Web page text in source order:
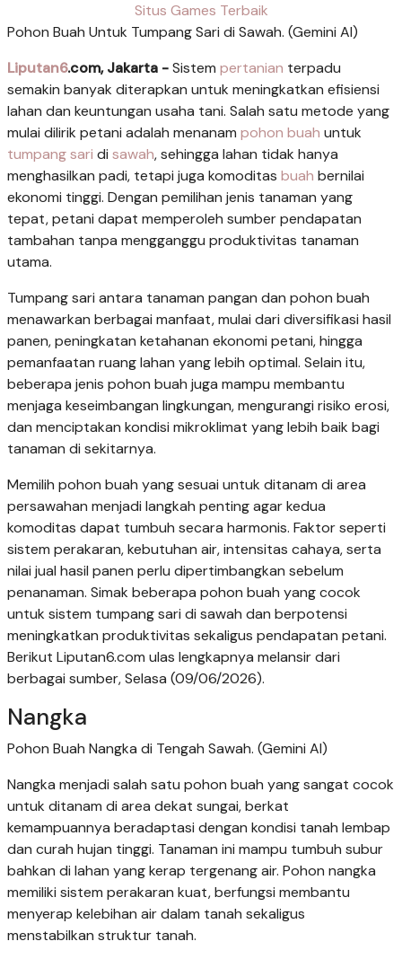
Situs Games Terbaik
Pohon Buah Untuk Tumpang Sari di Sawah. (Gemini AI)
Liputan6.com, Jakarta -Sistem pertanian terpadu
semakin banyak diterapkan untuk meningkatkan efisiensi
lahan dan keuntungan usaha tani. Salah satu metode yang
mulai dilirik petani adalah menanam pohon buah untuk
tumpang sari di sawah, sehingga lahan tidak hanya
menghasilkan padi, tetapi juga komoditas buah bernilai
ekonomi tinggi. Dengan pemilihan jenis tanaman yang
tepat, petani dapat memperoleh sumber pendapatan
tambahan tanpa mengganggu produktivitas tanaman
utama.
Tumpang sari antara tanaman pangan dan pohon buah
menawarkan berbagai manfaat, mulai dari diversifikasi hasil
panen, peningkatan ketahanan ekonomi petani, hingga
pemanfaatan ruang lahan yang lebih optimal. Selain itu,
beberapa jenis pohon buah juga mampu membantu
menjaga keseimbangan lingkungan, mengurangi risiko erosi,
dan menciptakan kondisi mikroklimat yang lebih baik bagi
tanaman di sekitarnya.
Memilih pohon buah yang sesuai untuk ditanam di area
persawahan menjadi langkah penting agar kedua
komoditas dapat tumbuh secara harmonis. Faktor seperti
sistem perakaran, kebutuhan air, intensitas cahaya, serta
nilai jual hasil panen perlu dipertimbangkan sebelum
penanaman. Simak beberapa pohon buah yang cocok
untuk sistem tumpang sari di sawah dan berpotensi
meningkatkan produktivitas sekaligus pendapatan petani.
Berikut Liputan6.com ulas lengkapnya melansir dari
berbagai sumber, Selasa (09/06/2026).
Nangka
Pohon Buah Nangka di Tengah Sawah. (Gemini AI)
Nangka menjadi salah satu pohon buah yang sangat cocok
untuk ditanam di area dekat sungai, berkat
kemampuannya beradaptasi dengan kondisi tanah lembap
dan curah hujan tinggi. Tanaman ini mampu tumbuh subur
bahkan di lahan yang kerap tergenang air. Pohon nangka
memiliki sistem perakaran kuat, berfungsi membantu
menyerap kelebihan air dalam tanah sekaligus
menstabilkan struktur tanah.